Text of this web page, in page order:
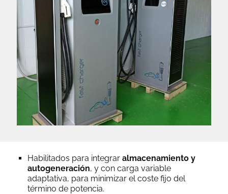
Habilitados para integrar almacenamiento y
autogeneración, y con carga variable
adaptativa, para minimizar el coste fijo del
término de potencia.